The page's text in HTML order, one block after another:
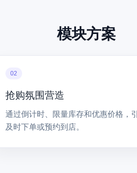
模块方案
02
抢购氛围营造
通过倒计时、限量库存和优惠价格，
及时下单或预约到店。